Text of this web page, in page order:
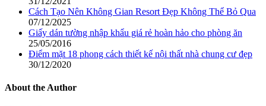
Cách Tạo Nên Không Gian Resort Đẹp Không Thể Bỏ Qua
07/12/2025
Giấy dán tường nhập khẩu giá rẻ hoàn hảo cho phòng ăn
25/05/2016
Điểm mặt 18 phong cách thiết kế nội thất nhà chung cư đẹp
30/12/2020
About the Author